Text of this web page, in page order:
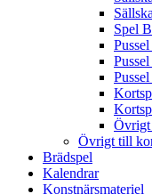
Spel
Övrigt
Övrigt till
Brädspel
Kalendrar
Konstnärsmateriel